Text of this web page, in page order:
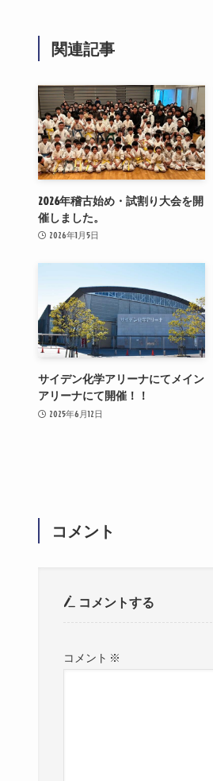
関連記事
2026年稽古始め・試割り大会を開
催しました。
2026年1月5日
サイデン化学アリーナにてメイン
アリーナにて開催！！
2025年6月12日
コメント
コメントする
コメント ※